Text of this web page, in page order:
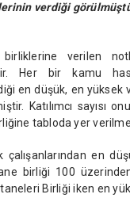
verdiği
verilen
Her bir kamu
en düşük, en
Katılımcı sayısı
tabloda yer
çalışanlarından en
birliği 100
Birliği iken en